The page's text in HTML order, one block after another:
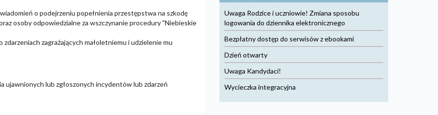
o podejrzeniu popełnienia przestępstwa na szkodę
osoby odpowiedzialne za wszczynanie procedury "Niebieskie
zagrażających małoletniemu i udzielenie mu
ujawnionych lub zgłoszonych incydentów lub zdarzeń
Uwaga Rodzice i uczniowie! Zmiana sposobu
logowania do dziennika elektronicznego
Bezpłatny dostęp do serwisów z ebookami
Dzień otwarty
Uwaga Kandydaci!
Wycieczka integracyjna